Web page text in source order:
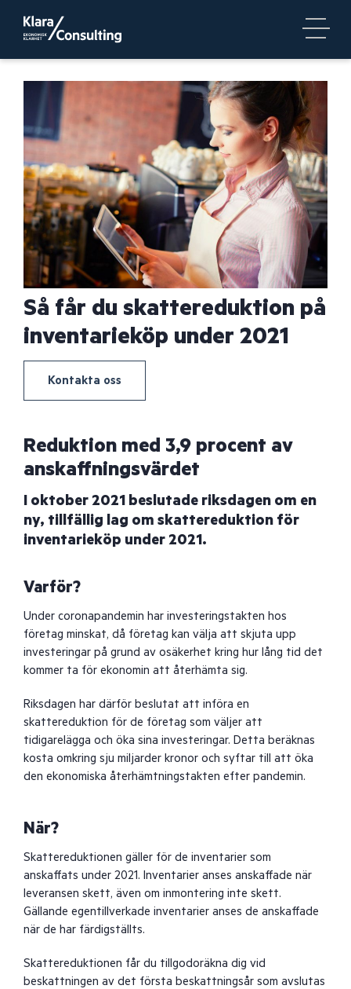
Så får du skattereduktion på
inventarieköp under 2021
Kontakta oss
Reduktion med 3,9 procent av
anskaffningsvärdet
I oktober 2021 beslutade riksdagen om en
ny, tillfällig lag om skattereduktion för
inventarieköp under 2021.
Varför?
Under coronapandemin har investeringstakten hos
företag minskat, då företag kan välja att skjuta upp
investeringar på grund av osäkerhet kring hur lång tid det
kommer ta för ekonomin att återhämta sig.
Riksdagen har därför beslutat att införa en
skattereduktion för de företag som väljer att
tidigarelägga och öka sina investeringar. Detta beräknas
kosta omkring sju miljarder kronor och syftar till att öka
den ekonomiska återhämtningstakten efter pandemin.
När?
Skattereduktionen gäller för de inventarier som
anskaffats under 2021. Inventarier anses anskaffade när
leveransen skett, även om inmontering inte skett.
Gällande egentillverkade inventarier anses de anskaffade
när de har färdigställts.
Skattereduktionen får du tillgodoräkna dig vid
beskattningen av det första beskattningsår som avslutas